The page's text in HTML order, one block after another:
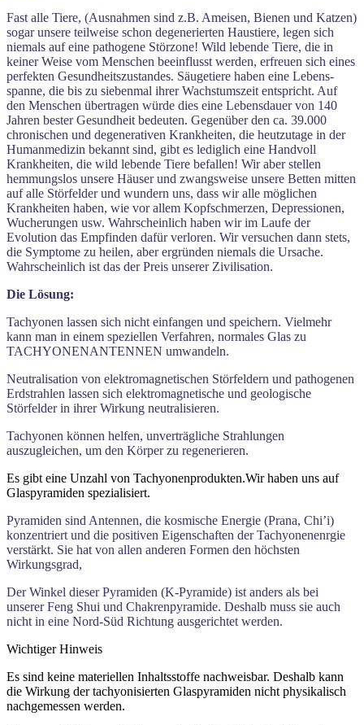
Fast alle Tiere, (Ausnahmen sind z.B. Ameisen, Bienen und Katzen)
sogar unsere teilweise schon degenerierten Haustiere, legen sich
niemals auf eine pathogene Störzone! Wild lebende Tiere, die in
keiner Weise vom Men­schen beeinflusst werden, erfreuen sich eines
perfekten Gesundheitszustandes. Säugetiere haben eine Lebens­
spanne, die bis zu siebenmal ihrer Wachstumszeit entspricht. Auf
den Menschen übertragen würde dies eine Lebensdauer von 140
Jahren bester Gesundheit bedeuten. Gegenüber den ca. 39.000
chronischen und degenera­tiven Krankheiten, die heutzutage in der
Humanmedizin bekannt sind, gibt es lediglich eine Handvoll
Krankhei­ten, die wild lebende Tiere befallen! Wir aber stellen
hemmungslos unsere Häuser und zwangsweise unsere Betten mitten
auf alle Störfelder und wundern uns, dass wir alle möglichen
Krankheiten haben, wie vor allem Kopf­schmerzen, Depressionen,
Wucherungen usw. Wahrscheinlich haben wir im Laufe der
Evolution das Empfinden dafür verloren. Wir versuchen dann stets,
die Symptome zu heilen, aber ergründen niemals die Ursache.
Wahr­scheinlich ist das der Preis unserer Zivilisation.
Die Lösung:
Tachyonen lassen sich nicht einfangen und speichern. Vielmehr
kann man in einem speziellen Verfahren, norma­les Glas zu
TACHYONENANTENNEN umwandeln.
Neutralisation von elektromagnetischen Störfeldern und pathogenen
Erdstrahlen lassen sich elektromagnetische und geologische
Störfelder in ihrer Wirkung neutralisieren.
Tachyonen können helfen, unverträgliche Strahlungen
auszugleichen, um den Körper zu regenerieren.
Es gibt eine Unzahl von Tachyonenprodukten.Wir haben uns auf
Glaspyramiden spezialisiert.
Pyramiden sind Antennen, die kosmische Energie (Prana, Chi’i)
konzentriert und die po­sitiven Eigenschaften der Tachyonenenrgie
verstärkt. Sie hat von allen anderen Formen den höchsten
Wirkungsgrad,
Der Winkel dieser Pyramiden (K-Pyramide) ist anders als bei
unserer Feng Shui und Chakrenpyramide. Deshalb muss sie auch
nicht in eine Nord-Süd Richtung ausgerichtet werden.
Wichtiger Hinweis
Es sind keine materiellen Inhaltsstoffe nachweisbar. Deshalb kann
die Wirkung der tachyonisierten Glaspyramiden nicht physikalisch
nachgemessen werden.